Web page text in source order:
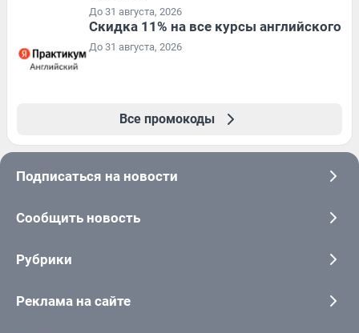
До 31 августа, 2026
Скидка 11% на все курсы английского
До 31 августа, 2026
Все промокоды
Подписаться на новости
Сообщить новость
Рубрики
Реклама на сайте